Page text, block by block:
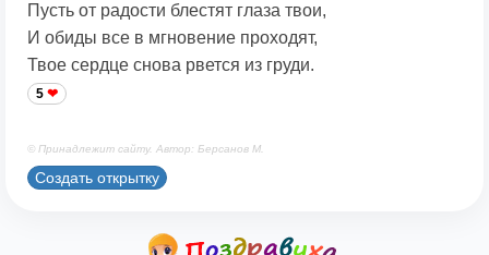
Пусть от радости блестят глаза твои,
И обиды все в мгновение проходят,
Твое сердце снова рвется из груди.
5
© Принадлежит сайту. Автор: Берсанов М.
Создать открытку